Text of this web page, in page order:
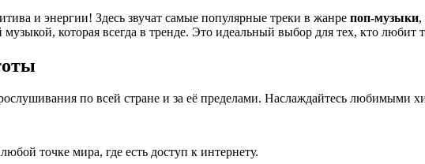
и энергии! Здесь звучат самые популярные треки в жанре поп-музыки,
музыкой, которая всегда в тренде. Это идеальный выбор для тех, кто
по всей стране и за её пределами. Наслаждайтесь любимыми
точке мира, где есть доступ к интернету.